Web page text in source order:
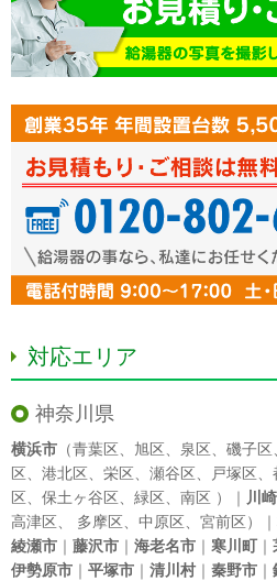
対応エリア
神奈川県
横浜市 （青葉区 旭区 泉区 磯子区
区
港北区 栄区 瀬谷区 戸塚区
区
保土ヶ谷区 緑区 南区 ）｜ 川
高津区
多摩区 中原区 宮前区）｜
綾瀬市 ｜ 藤沢市 ｜ 海老名市 ｜ 寒川町｜
伊勢原市 ｜ 平塚市 ｜ 清川村｜ 秦野市 ｜